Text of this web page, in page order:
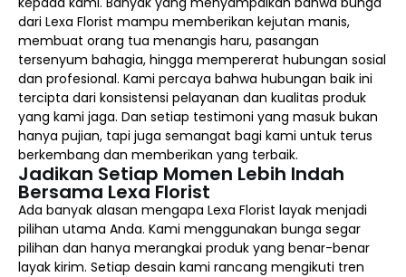
dari Lexa Florist mampu memberikan kejutan manis,
membuat orang tua menangis haru, pasangan
tersenyum bahagia, hingga mempererat hubungan sosial
dan profesional. Kami percaya bahwa hubungan baik ini
tercipta dari konsistensi pelayanan dan kualitas produk
yang kami jaga. Dan setiap testimoni yang masuk bukan
hanya pujian, tapi juga semangat bagi kami untuk terus
berkembang dan memberikan yang terbaik.
Jadikan Setiap Momen Lebih Indah
Bersama Lexa Florist
Ada banyak alasan mengapa Lexa Florist layak menjadi
pilihan utama Anda. Kami menggunakan bunga segar
pilihan dan hanya merangkai produk yang benar-benar
layak kirim. Setiap desain kami rancang mengikuti tren